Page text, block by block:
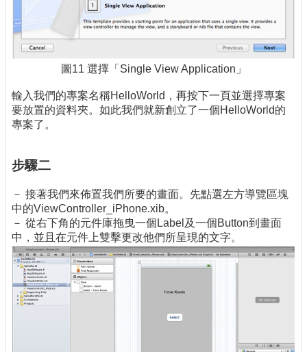
圖11 選擇「Single View Application」
輸入我們的專案名稱HelloWorld，再按下一頁並選擇專案
要放置的資料夾。如此我們就新創立了一個HelloWorld的
專案了。
步驟二
－ 接著我們來佈置我們所要的畫面。先點選左方導覽區塊
中的ViewController_iPhone.xib。
－ 從右下角的元件庫拖曳一個Label及一個Button到畫面
中，並且在元件上雙擊更改他們所呈現的文字。